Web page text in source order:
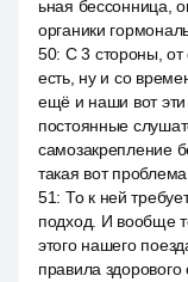
ьная бессонница,
органики
50: С 3 стороны, от
есть, ну и со
ещё и наши вот
постоянные
самозакрепление
такая вот
51: То к ней
подход. И вообще
этого нашего
правила здорового